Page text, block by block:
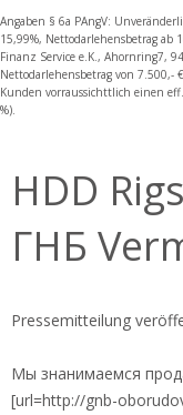
Angaben § 6a PAngV:
15,99%, Nettodarlehensbetrag ab
Finanz Service e.K., Ahornring7,
Nettodarlehensbetrag von
Kunden vorraussichttlich einen
%).
HDD
ГНБ
Pressemitteilung
Мы знанимаемся
[url=http://gnb-